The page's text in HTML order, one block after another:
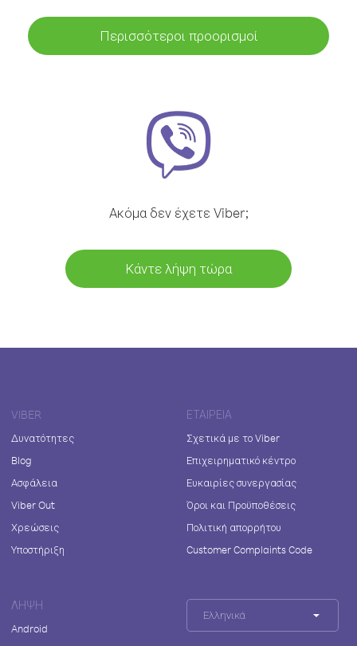
Περισσότεροι προορισμοί
Ακόμα δεν έχετε Viber;
Κάντε λήψη τώρα
VIBER
Δυνατότητες
Blog
Ασφάλεια
Viber Out
Χρεώσεις
Υποστήριξη
ΕΤΑΙΡΕΊΑ
Σχετικά με το Viber
Επιχειρηματικό κέντρο
Ευκαιρίες συνεργασίας
Όροι και Προϋποθέσεις
Πολιτική απορρήτου
Customer Complaints Code
ΛΉΨΗ
Android
Ελληνικά